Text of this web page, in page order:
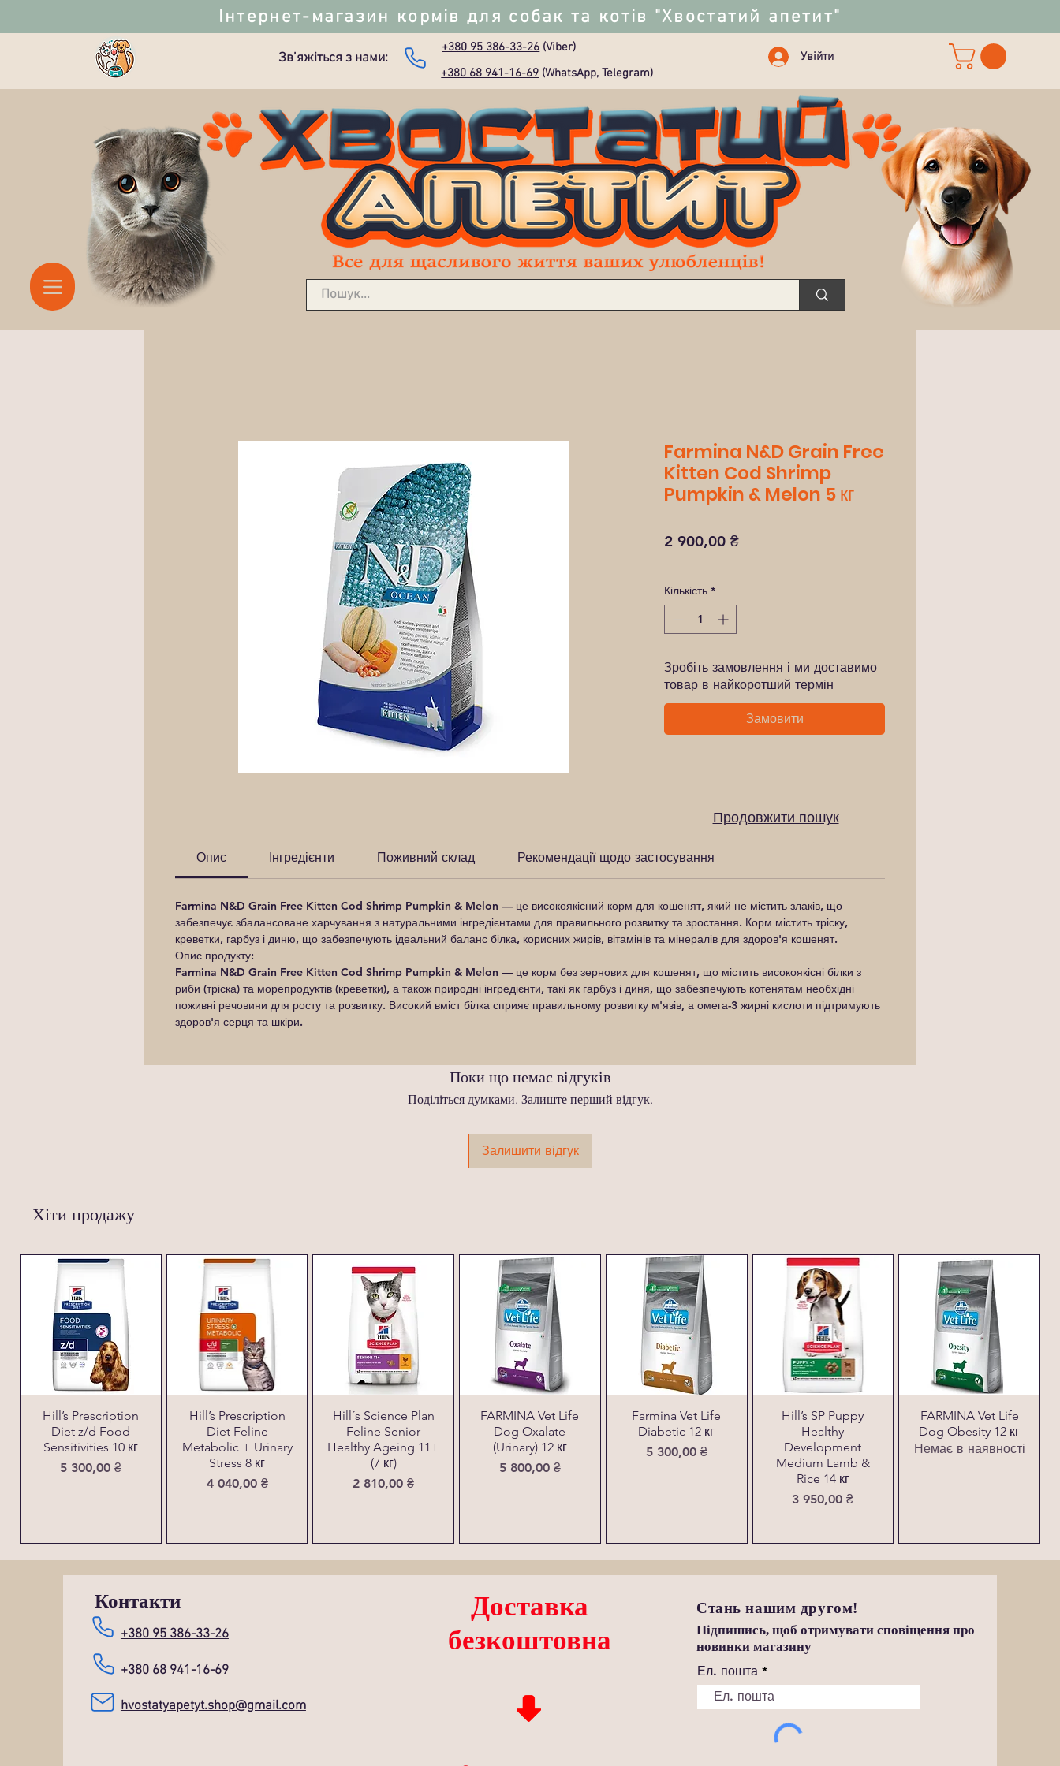
Інтернет-магазин кормів для собак та котів "Хвостатий апетит"
Зв’яжіться з нами:
+380 95 386-33-26 (Viber)
+380 68 941-16-69 (WhatsApp, Telegram)
Увійти
Farmina N&D Grain Free
Kitten Cod Shrimp
Pumpkin & Melon 5 кг
2 900,00 ₴Ціна
Кількість *
Зробіть замовлення і ми доставимо
товар в найкоротший термін
Замовити
Опис Інгредієнти Поживний склад Рекомендації щодо застосування
Farmina N&D Grain Free Kitten Cod Shrimp Pumpkin & Melon — це високоякісний корм для кошенят, який не містить злаків, що
забезпечує збалансоване харчування з натуральними інгредієнтами для правильного розвитку та зростання. Корм містить тріску,
креветки, гарбуз і диню, що забезпечують ідеальний баланс білка, корисних жирів, вітамінів та мінералів для здоров'я кошенят.
Опис продукту:
Farmina N&D Grain Free Kitten Cod Shrimp Pumpkin & Melon — це корм без зернових для кошенят, що містить високоякісні білки з
риби (тріска) та морепродуктів (креветки), а також природні інгредієнти, такі як гарбуз і диня, що забезпечують котенятам необхідні
поживні речовини для росту та розвитку. Високий вміст білка сприяє правильному розвитку м'язів, а омега-3 жирні кислоти підтримують
здоров'я серця та шкіри.
Поки що немає відгуків
Поділіться думками. Залиште перший відгук.
Залишити відгук
Продовжити пошук
Хіти продажу
Hill’s Prescription
Diet z/d Food
Sensitivities 10 кг
Ціна
5 300,00 ₴
Hill’s Prescription
Diet Feline
Metabolic + Urinary
Stress 8 кг
Ціна
4 040,00 ₴
Hill´s Science Plan
Feline Senior
Healthy Ageing 11+
(7 кг)
Ціна
2 810,00 ₴
FARMINA Vet Life
Dog Oxalate
(Urinary) 12 кг
Ціна
5 800,00 ₴
Farmina Vet Life
Diabetic 12 кг
Ціна
5 300,00 ₴
Hill’s SP Puppy
Healthy
Development
Medium Lamb &
Rice 14 кг
Ціна
3 950,00 ₴
FARMINA Vet Life
Dog Obesity 12 кг
Немає в наявності
Контакти
+380 95 386-33-26
+380 68 941-16-69
hvostatyapetyt.shop@gmail.com
Доставка
безкоштовна
Стань нашим другом!
Підпишись, щоб отримувати сповіщення про
новинки магазину
Ел. пошта